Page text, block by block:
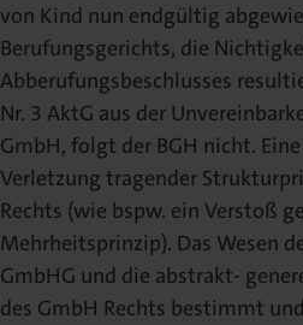
von Kind nun endgültig
Berufungsgerichts, die
Abberufungsbeschlusses
Nr. 3 AktG aus der
GmbH, folgt der BGH nicht.
Verletzung tragender
Rechts (wie bspw. ein Verstoß
Mehrheitsprinzip). Das Wesen
GmbHG und die abstrakt-
des GmbH Rechts bestimmt